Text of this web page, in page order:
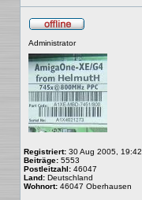
Administrator
Registriert: 30 Aug 2005, 19:42
Beiträge: 5553
Postleitzahl: 46047
Land: Deutschland
Wohnort: 46047 Oberhausen